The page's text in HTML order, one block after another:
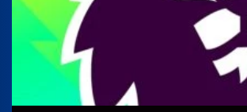
แข้งที่สามารถสละออกไปแทนที่ได้ดี นอกจากนี้
แข่งขันกับทีมเชลซี ทีมไบรท์ตันยังคงมีฟอร์มที่แ
กลับกัน ทีมฟูแล่มก็ไม่ต่างออกเท่าไร เข้าสู่สนา
พร้อมในการแข่งขัน แม้ว่ามีแข้งบาดเจ็บและแ
แต่ยังคงสามารถสละออกไปแทนที่ได้ และมีผู้รั
เชี่ยวชาญ ด้วยทั้งสองทีมมีฟอร์มที่ดีและความพ
แข่งขัน การทำนายในการชนะของทีมไบรท์ตั